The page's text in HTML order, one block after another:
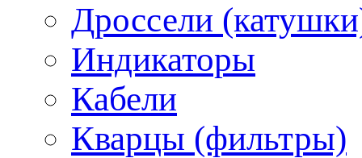
Дроссели
Индикаторы
Кабели
Кварцы (фильтры)